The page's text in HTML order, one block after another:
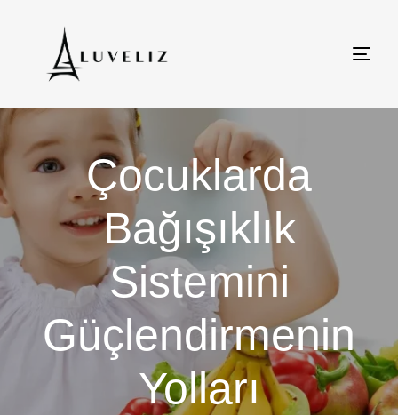
Çocuklarda
Bağışıklık
Sistemini
Güçlendirmenin
Yolları